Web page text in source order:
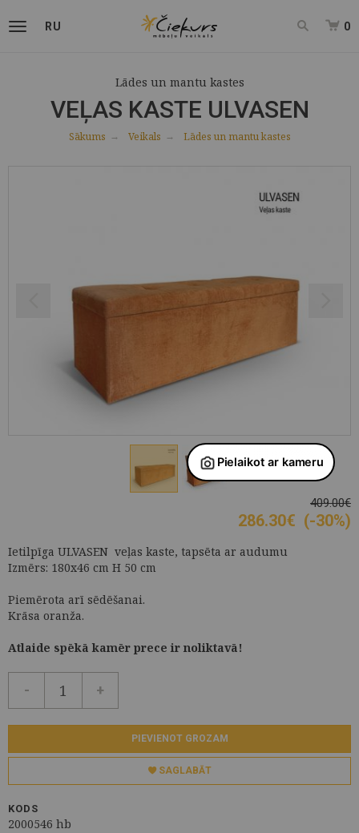
RU 0
Lādes un mantu kastes
VEĻAS KASTE ULVASEN
Sākums Veikals Lādes un mantu kastes
409.00€
286.30€ (-30%)
Ietilpīga ULVASEN veļas kaste, tapsēta ar audumu
Izmērs: 180x46 cm H 50 cm
Piemērota arī sēdēšanai.
Krāsa oranža.
Atlaide spēkā kamēr prece ir noliktavā!
- +
PIEVIENOT GROZAM
SAGLABĀT
KODS
2000546 hb